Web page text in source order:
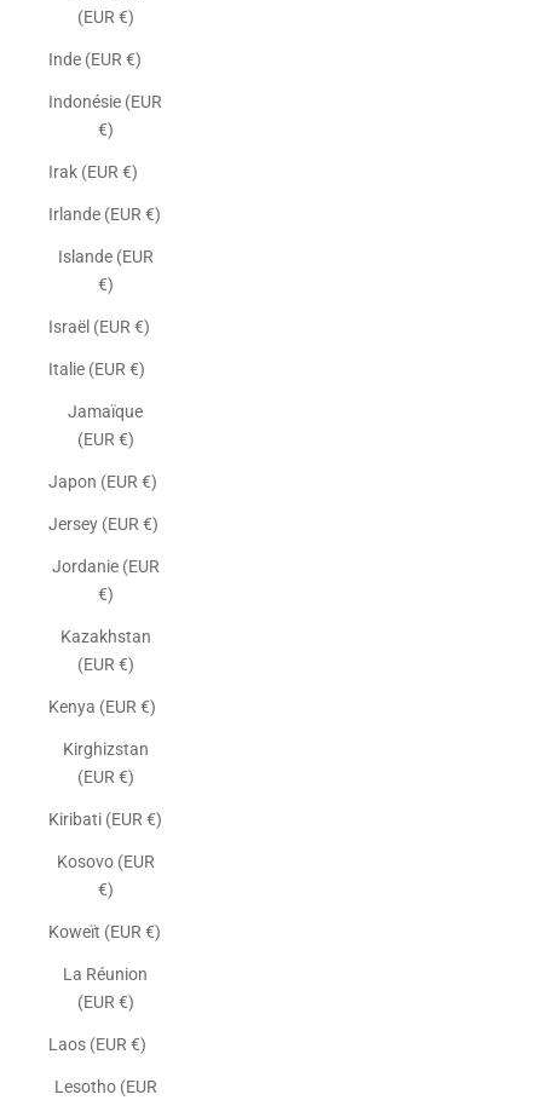
(EUR €)
Inde (EUR €)
Indonésie (EUR
€)
Irak (EUR €)
Irlande (EUR €)
Islande (EUR
€)
Israël (EUR €)
Italie (EUR €)
Jamaïque
(EUR €)
Japon (EUR €)
Jersey (EUR €)
Jordanie (EUR
€)
Kazakhstan
(EUR €)
Kenya (EUR €)
Kirghizstan
(EUR €)
Kiribati (EUR €)
Kosovo (EUR
€)
Koweït (EUR €)
La Réunion
(EUR €)
Laos (EUR €)
Lesotho (EUR